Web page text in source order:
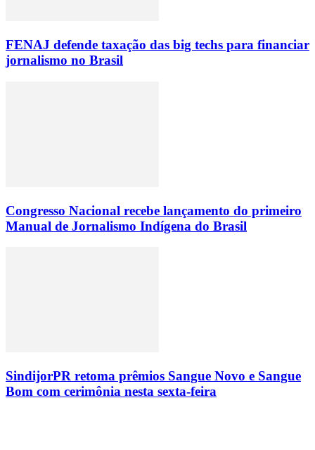
FENAJ defende taxação das big techs para financiar
jornalismo no Brasil
Congresso Nacional recebe lançamento do primeiro
Manual de Jornalismo Indígena do Brasil
SindijorPR retoma prêmios Sangue Novo e Sangue
Bom com cerimônia nesta sexta-feira